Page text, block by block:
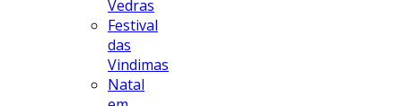
Vedras
Festival
das
Vindimas
Natal